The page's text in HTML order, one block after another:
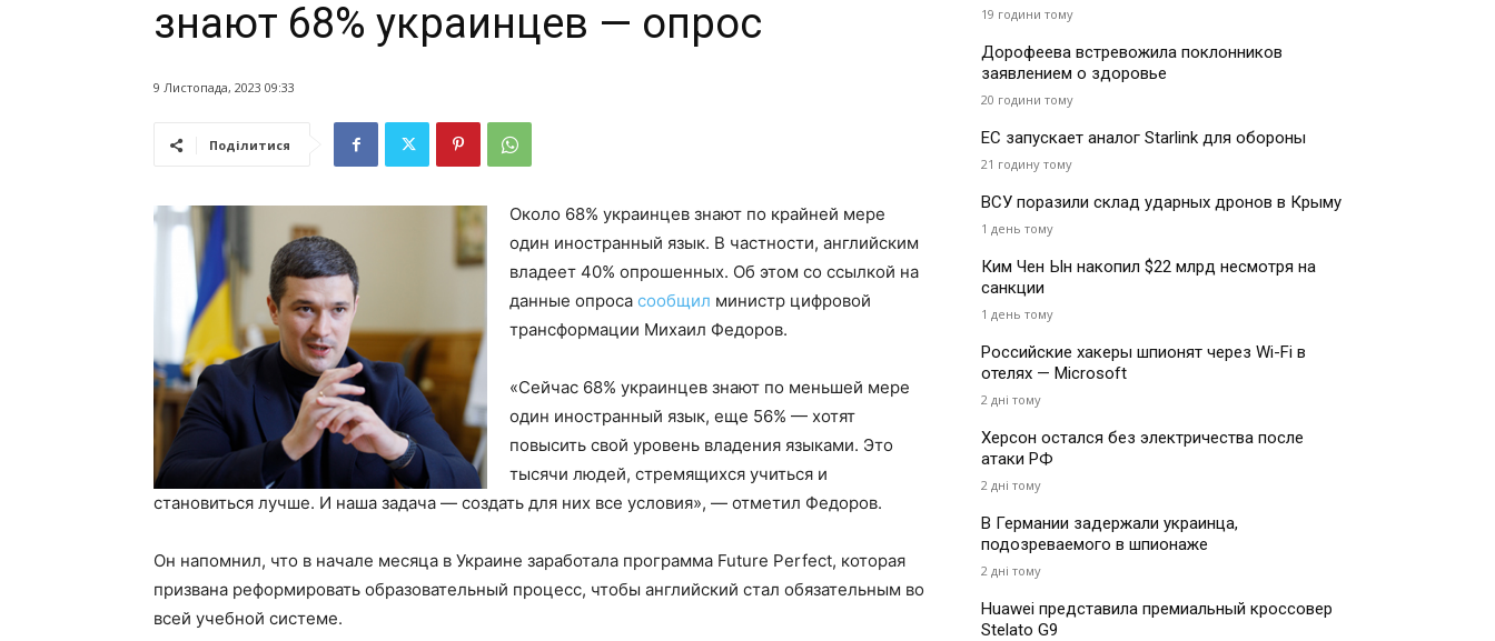
знают 68% украинцев — опрос
9 Листопада, 2023 09:33
Поділитися
Около 68% украинцев знают по крайней мере
один иностранный язык. В частности, английским
владеет 40% опрошенных. Об этом со ссылкой на
данные опроса сообщил министр цифровой
трансформации Михаил Федоров.
«Сейчас 68% украинцев знают по меньшей мере
один иностранный язык, еще 56% — хотят
повысить свой уровень владения языками. Это
тысячи людей, стремящихся учиться и
становиться лучше. И наша задача — создать для них все условия», — отметил Федоров.
Он напомнил, что в начале месяца в Украине заработала программа Future Perfect, которая
призвана реформировать образовательный процесс, чтобы английский стал обязательным во
всей учебной системе.
19 години тому
Дорофеева встревожила поклонников
заявлением о здоровье
20 години тому
ЕС запускает аналог Starlink для обороны
21 годину тому
ВСУ поразили склад ударных дронов в Крыму
1 день тому
Ким Чен Ын накопил $22 млрд несмотря на
санкции
1 день тому
Российские хакеры шпионят через Wi-Fi в
отелях — Microsoft
2 дні тому
Херсон остался без электричества после
атаки РФ
2 дні тому
В Германии задержали украинца,
подозреваемого в шпионаже
2 дні тому
Huawei представила премиальный кроссовер
Stelato G9